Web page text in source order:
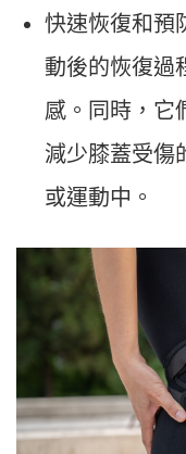
快速恢復和預
動後的恢復過
感。同時，它
減少膝蓋受傷
或運動中。